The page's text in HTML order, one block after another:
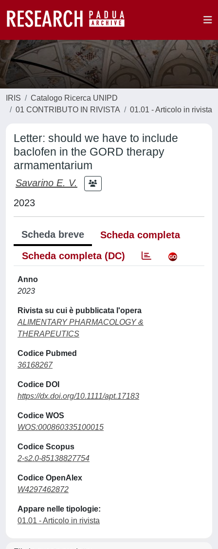
IRIS
Catalogo Ricerca UNIPD
01 CONTRIBUTO IN RIVISTA
01.01 - Articolo in rivista
Letter: should we have to include
baclofen in the GORD therapy
armamentarium
Savarino E. V.
2023
Scheda breve
Scheda completa
Scheda completa (DC)
Anno
2023
Rivista su cui è pubblicata l'opera
ALIMENTARY PHARMACOLOGY &
THERAPEUTICS
Codice Pubmed
36168267
Codice DOI
https://dx.doi.org/10.1111/apt.17183
Codice WOS
WOS:000860335100015
Codice Scopus
2-s2.0-85138827754
Codice OpenAlex
W4297462872
Appare nelle tipologie:
01.01 - Articolo in rivista